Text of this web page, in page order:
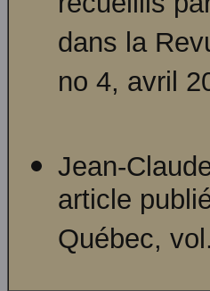
dans la
no 4, avril
Jean-
article
Québec,